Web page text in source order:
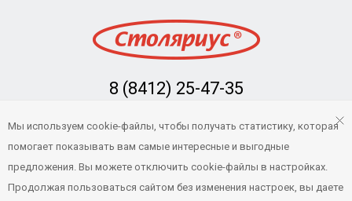
8 (8412) 25-47-35
info@stolarius.ru
Мы используем cookie-файлы, чтобы получать статистику, которая
помогает показывать вам самые интересные и выгодные
предложения. Вы можете отключить cookie-файлы в настройках.
Продолжая пользоваться сайтом без изменения настроек, вы даете